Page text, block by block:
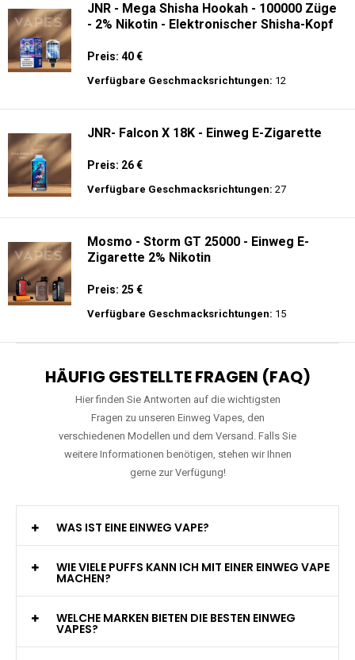
JNR - Mega Shisha Hookah - 100000 Züge
- 2% Nikotin - Elektronischer Shisha-Kopf
Preis: 40 €
Verfügbare Geschmacksrichtungen: 12
JNR- Falcon X 18K - Einweg E-Zigarette
Preis: 26 €
Verfügbare Geschmacksrichtungen: 27
Mosmo - Storm GT 25000 - Einweg E-
Zigarette 2% Nikotin
Preis: 25 €
Verfügbare Geschmacksrichtungen: 15
HÄUFIG GESTELLTE FRAGEN (FAQ)
Hier finden Sie Antworten auf die wichtigsten
Fragen zu unseren Einweg Vapes, den
verschiedenen Modellen und dem Versand. Falls Sie
weitere Informationen benötigen, stehen wir Ihnen
gerne zur Verfügung!
WAS IST EINE EINWEG VAPE?
WIE VIELE PUFFS KANN ICH MIT EINER EINWEG VAPE
MACHEN?
WELCHE MARKEN BIETEN DIE BESTEN EINWEG
VAPES?